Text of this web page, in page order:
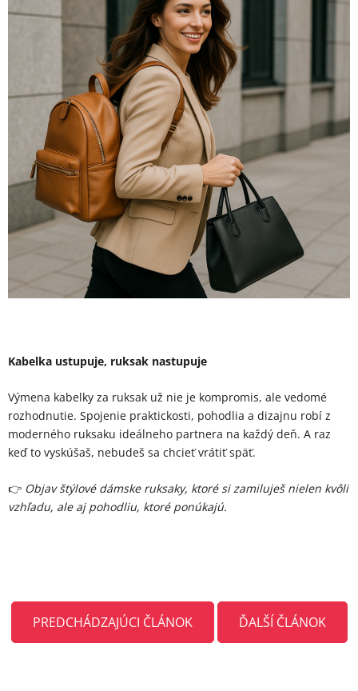
Kabelka ustupuje, ruksak nastupuje
Výmena kabelky za ruksak už nie je kompromis, ale vedomé
rozhodnutie. Spojenie praktickosti, pohodlia a dizajnu robí z
moderného ruksaku ideálneho partnera na každý deň. A raz
keď to vyskúšaš, nebudeš sa chcieť vrátiť späť.
👉 Objav štýlové dámske ruksaky, ktoré si zamiluješ nielen kvôli
vzhľadu, ale aj pohodliu, ktoré ponúkajú.
PREDCHÁDZAJÚCI ČLÁNOK ĎALŠÍ ČLÁNOK